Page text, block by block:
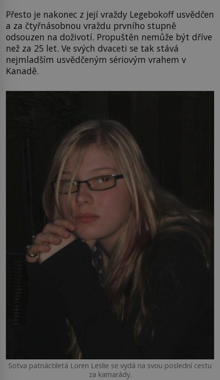
Přesto je nakonec z její vraždy Legebokoff usvědčen
a za čtyřnásobnou vraždu prvního stupně
odsouzen na doživotí. Propuštěn nemůže být dříve
než za 25 let. Ve svých dvaceti se tak stává
nejmladším usvědčeným sériovým vrahem v
Kanadě.
Sotva patnáctiletá Loren Leslie se vydá na svou poslední cestu
za kamarády.